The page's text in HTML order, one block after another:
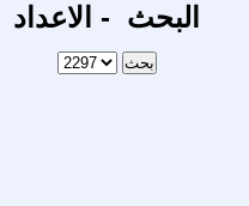
البحث - الاعداد